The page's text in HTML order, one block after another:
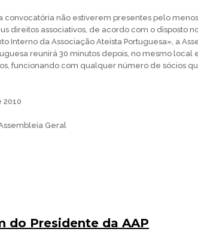
convocatória não estiverem presentes pelo
direitos associativos, de acordo com o disposto
Interno da Associação Ateísta Portuguesa», a
reunirá 30 minutos depois, no mesmo local
funcionando com qualquer número de sócios
2010
Geral
do Presidente da AAP